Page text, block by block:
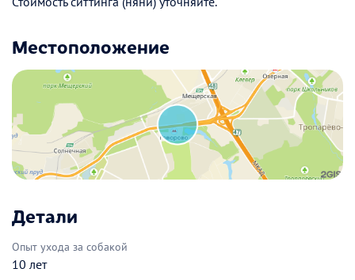
Местоположение
Детали
Опыт ухода за собакой
10 лет